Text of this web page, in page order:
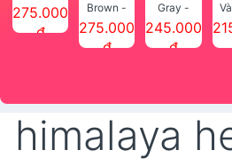
SMART
PEELING
275.000
đ
Brown -
Nâu Sáng]
Phấn che
275.000
đ
Gray -
Khói] Bột
kẻ chân
Face Shop
245.000
đ
himalaya